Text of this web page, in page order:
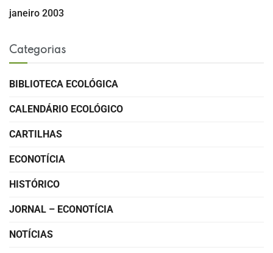
janeiro 2003
Categorias
BIBLIOTECA ECOLÓGICA
CALENDÁRIO ECOLÓGICO
CARTILHAS
ECONOTÍCIA
HISTÓRICO
JORNAL – ECONOTÍCIA
NOTÍCIAS